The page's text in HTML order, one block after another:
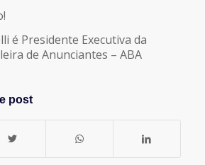
é Presidente Executiva da
de Anunciantes – ABA
post